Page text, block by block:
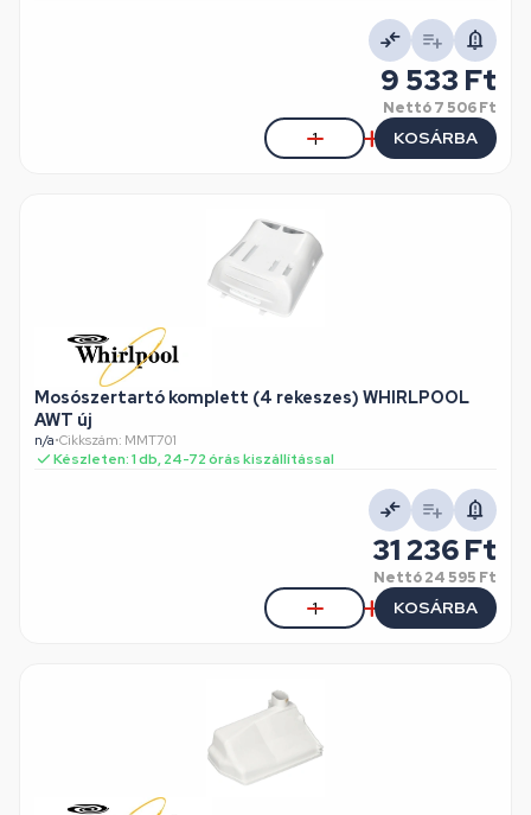
9 533 Ft
Nettó7 506 Ft
KOSÁRBA
Mosószertartó komplett (4 rekeszes) WHIRLPOOL
AWT új
n/a•Cikkszám: MMT701
Készleten: 1 db, 24-72 órás kiszállítással
31 236 Ft
Nettó24 595 Ft
KOSÁRBA